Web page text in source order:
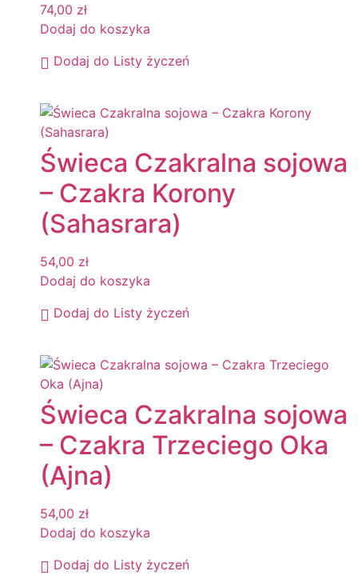
74,00 zł
Dodaj do koszyka
Dodaj do Listy życzeń
Świeca Czakralna sojowa
– Czakra Korony
(Sahasrara)
54,00 zł
Dodaj do koszyka
Dodaj do Listy życzeń
Świeca Czakralna sojowa
– Czakra Trzeciego Oka
(Ajna)
54,00 zł
Dodaj do koszyka
Dodaj do Listy życzeń